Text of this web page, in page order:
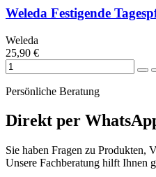
Weleda Festigende
Weleda
25,90 €
Persönliche Beratung
Direkt per
Sie haben Fragen zu Produkten,
Unsere Fachberatung hilft Ihnen